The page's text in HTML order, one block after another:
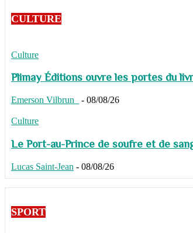
CULTURE
Culture
Plimay Éditions ouvre les portes du
Emerson Vilbrun - 08/08/26
Culture
Le Port-au-Prince de soufre et de
Lucas Saint-Jean - 08/08/26
SPORT